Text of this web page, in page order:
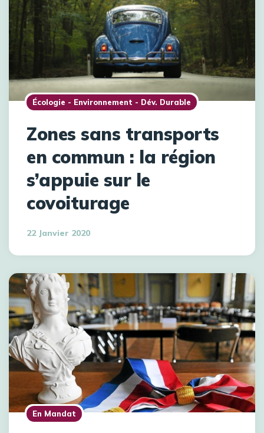
Écologie - Environnement - Dév. Durable
Zones sans transports
en commun : la région
s’appuie sur le
covoiturage
22 Janvier 2020
En Mandat